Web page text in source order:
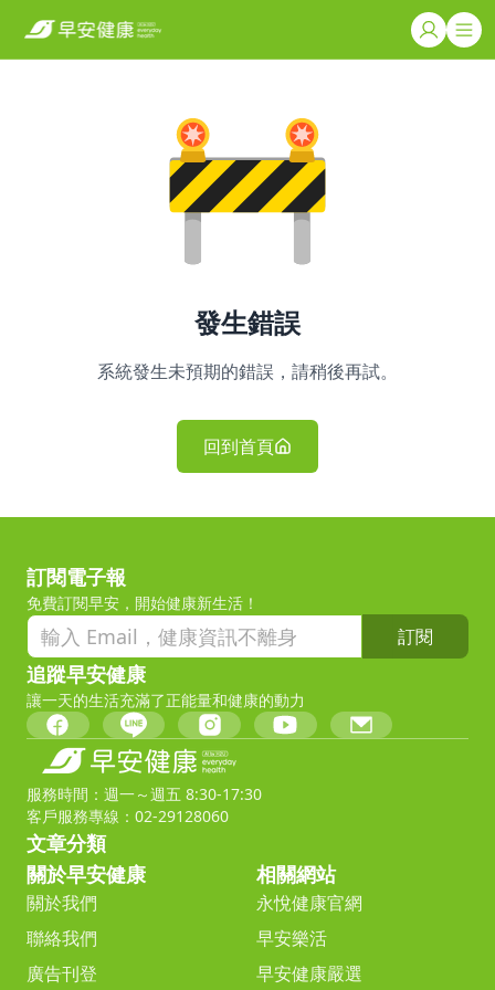
發生錯誤
系統發生未預期的錯誤，請稍後再試。
回到首頁
訂閱電子報
免費訂閱早安，開始健康新生活！
訂閱
追蹤早安健康
讓一天的生活充滿了正能量和健康的動力
服務時間：週一～週五 8:30-17:30
客戶服務專線：02-29128060
文章分類
關於早安健康
關於我們
聯絡我們
廣告刊登
相關網站
永悅健康官網
早安樂活
早安健康嚴選